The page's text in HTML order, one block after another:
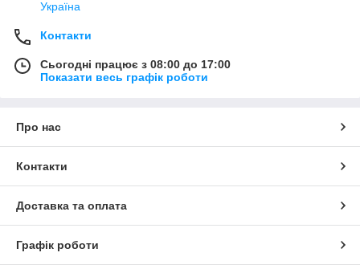
Україна
Контакти
Сьогодні працює з 08:00 до 17:00
Показати весь графік роботи
Про нас
Контакти
Доставка та оплата
Графік роботи